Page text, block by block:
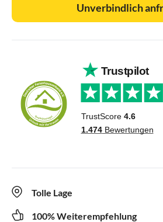
Unverbindlich
Tolle Lage
100% Weiterempfehlung